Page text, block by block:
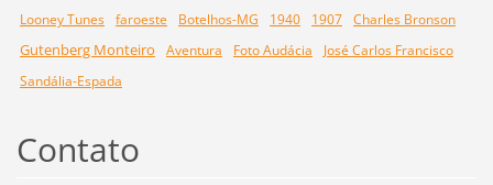
Looney Tunes faroeste Botelhos-MG 1940 1907 Charles Bronson
Gutenberg Monteiro Aventura Foto Audácia
José Carlos Francisco
Sandália-Espada
Contato